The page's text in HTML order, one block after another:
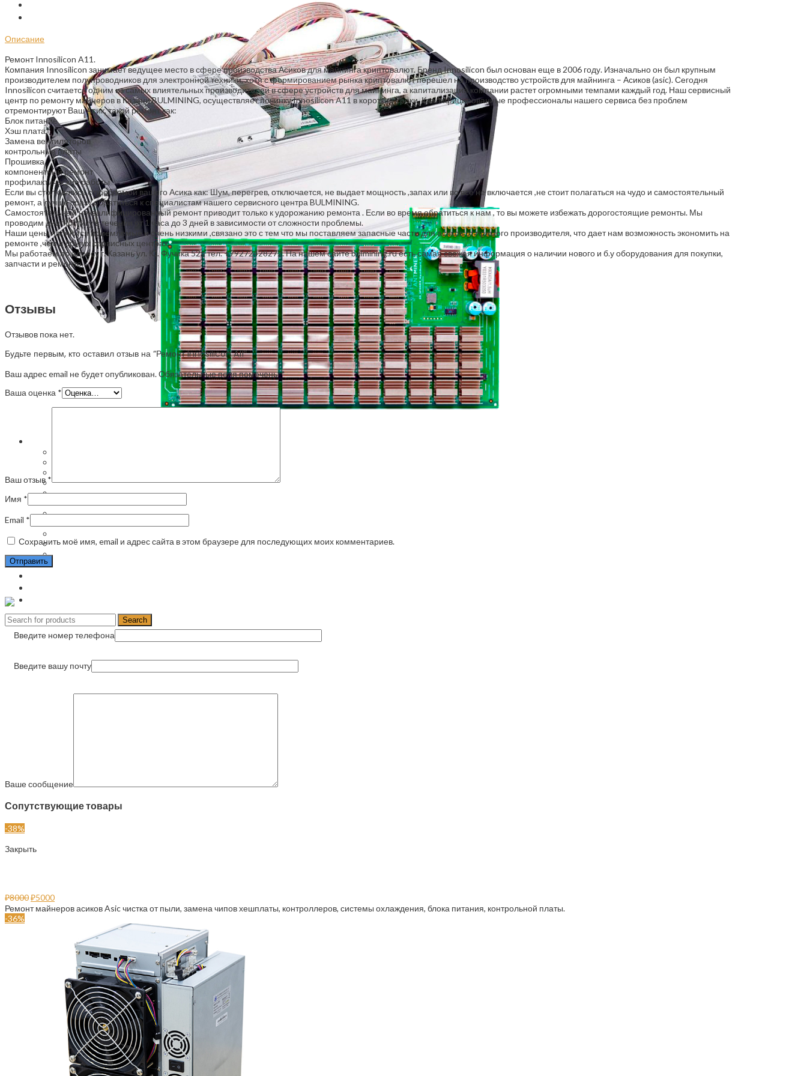
Ремонт ватсмайнеров
Ремонт Innosilicon асиков
Ремонт ASIC в Казани
Обслуживание майнинг ферм
Ремонт майнеров
Search
Описание
Ремонт Innosilicon A11.
Компания Innosilicon занимает ведущее место в сфере производства Асиков для майнинга криптовалют. Бренд Innosilicon был основан еще в 2006 году. Изначально он был крупным
производителем полупроводников для электронной техники, хотя с формированием рынка криптовалют перешел на производство устройств для майнинга – Асиков (asic). Сегодня
Innosilicon считается одним из самых влиятельных производителей в сфере устройств для майнинга, а капитализация компании растет огромными темпами каждый год. Наш сервисный
центр по ремонту майнеров в Казани BULMINING, осуществляет починку Innosilicon A11 в короткие сроки. Квалифицированные профессионалы нашего сервиса без проблем
отремонтируют Ваш Асик, такой ремонт как:
Блок питание
Хэш плата
Замена вентиляторов
контрольные платы
Прошивка
компонентный ремонт
профилактические работы
Если вы столкнулись с проблемой вашего Асика как: Шум, перегрев, отключается, не выдает мощность ,запах или во все не включается ,не стоит полагаться на чудо и самостоятельный
ремонт, а лучше сразу обратиться к специалистам нашего сервисного центра BULMINING.
Самостоятельный неквалифицированный ремонт приводит только к удорожанию ремонта . Если во время обратиться к нам , то вы можете избежать дорогостоящие ремонты. Мы
проводим диагностику в течении от 1 часа до 3 дней в зависимости от сложности проблемы.
Наши цены являются приемлемые и очень низкими ,связано это с тем что мы поставляем запасные части для асиков от прямого производителя, что дает нам возможность экономить на
ремонте ,чем в других сервисных центрах.
Мы работаем по адресу г. Казань ул. Ю. Фучика 52а тел. +79272428272. На нашем сайте bulmining.ru есть самая свежая информация о наличии нового и б.у оборудования для покупки,
запчасти и ремонте.
Отзывы
Отзывов пока нет.
Будьте первым, кто оставил отзыв на “Ремонт Innosilicon A11”
Ваш адрес email не будет опубликован.Обязательные поля помечены*
Ваша оценка *
Ваш отзыв*
Имя *
Email *
Сохранить моё имя, email и адрес сайта в этом браузере для последующих моих комментариев.
Заказать
Введите номер телефона
Введите вашу почту
Ваше сообщение
Сопутствующие товары
-38%
Закрыть
₽8000₽5000
Ремонт майнеров асиков Asic чистка от пыли, замена чипов хешплаты, контроллеров, системы охлаждения, блока питания, контрольной платы.
-36%